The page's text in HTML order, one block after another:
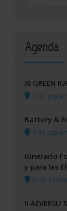
Agenda
XI GREEN
8 de
Battery &
8 de
Itinerario
y para las
14 de
II AEVERSU